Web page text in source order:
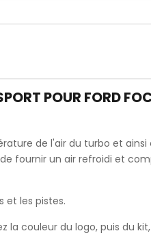
POUR FORD
de l'air du turbo et
fournir un air refroidi et
et les pistes.
la couleur du logo, puis du